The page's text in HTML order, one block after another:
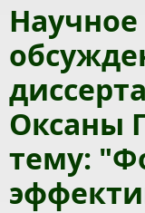
Оксаны
тему: